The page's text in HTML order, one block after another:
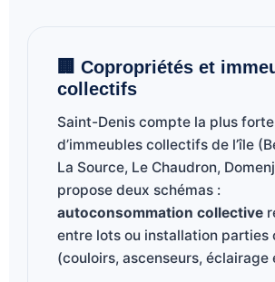
🏢 Copropriétés et
collectifs
Saint-Denis compte la plus
d’immeubles collectifs de l’île
La Source, Le Chaudron,
propose deux schémas :
autoconsommation collective
entre lots ou installation parties
(couloirs, ascenseurs, éclairage